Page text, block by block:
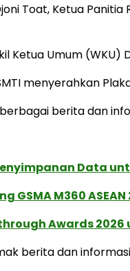
Toat, Ketua Panitia
Ketua Umum (WKU)
menyerahkan
berita dan
Data
GSMA M360 ASEAN
Awards
berita dan